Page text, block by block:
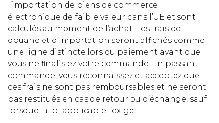
l’importation de biens de commerce
électronique de faible valeur dans l’UE et sont
calculés au moment de l’achat. Les frais de
douane et d’importation seront affichés comme
une ligne distincte lors du paiement avant que
vous ne finalisiez votre commande. En passant
commande, vous reconnaissez et acceptez que
ces frais ne sont pas remboursables et ne seront
pas restitués en cas de retour ou d’échange, sauf
lorsque la loi applicable l’exige.